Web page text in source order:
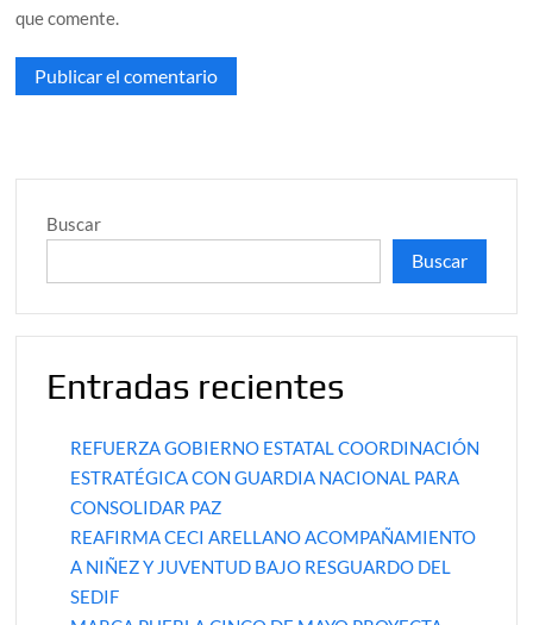
que comente.
Buscar
Buscar
Entradas recientes
REFUERZA GOBIERNO ESTATAL COORDINACIÓN
ESTRATÉGICA CON GUARDIA NACIONAL PARA
CONSOLIDAR PAZ
REAFIRMA CECI ARELLANO ACOMPAÑAMIENTO
A NIÑEZ Y JUVENTUD BAJO RESGUARDO DEL
SEDIF